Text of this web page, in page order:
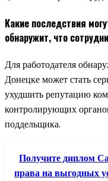
Какие последствия
обнаружит, что
Для работодателя
Донецке может стать
ухудшить репутацию
контролирующих
поддельщика.
Получите диплом
права на выгодных